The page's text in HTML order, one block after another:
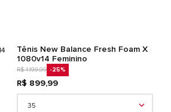
35
Tênis New Balance Fresh Foam X
1080v14 Feminino
R$ 1.199,99 -25%
R$ 899,99